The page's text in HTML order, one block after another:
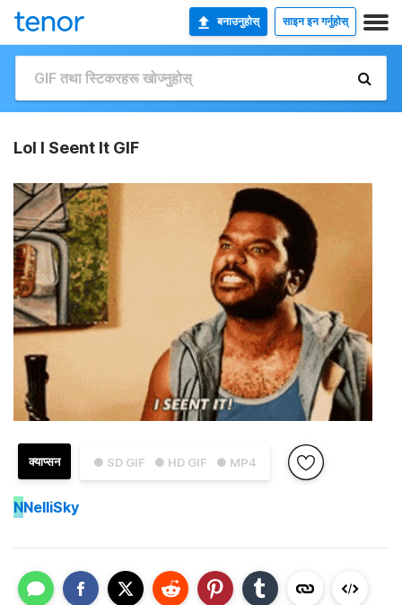
बनाउनुहोस् साइन इन गर्नुहोस्
Lol I Seent It GIF
● SD GIF ● HD GIF ● MP4
क्याप्सन
NNelliSky